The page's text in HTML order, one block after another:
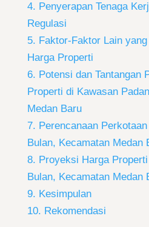
4. Penyerapan Tenaga
Regulasi
5. Faktor-Faktor Lain
Harga Properti
6. Potensi dan Tantangan
Properti di Kawasan
Medan Baru
7. Perencanaan
Bulan, Kecamatan Medan
8. Proyeksi Harga
Bulan, Kecamatan Medan
9. Kesimpulan
10. Rekomendasi